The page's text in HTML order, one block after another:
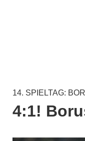
14. SPIELTAG:
4:1!